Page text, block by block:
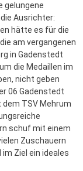
gelungene
Ausrichter:
hätte es für die
am vergangenen
in Gadenstedt
die Medaillen im
nicht geben
06 Gadenstedt
TSV Mehrum
schuf mit einem
Zuschauern
Ziel ein ideales